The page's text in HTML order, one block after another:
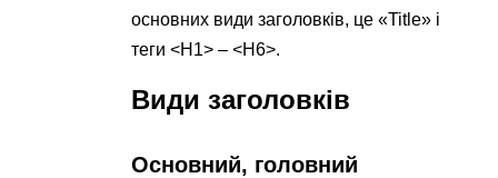
основних види заголовків, це «Title» і
теги <Н1> – <Н6>.
Види заголовків
Основний, головний